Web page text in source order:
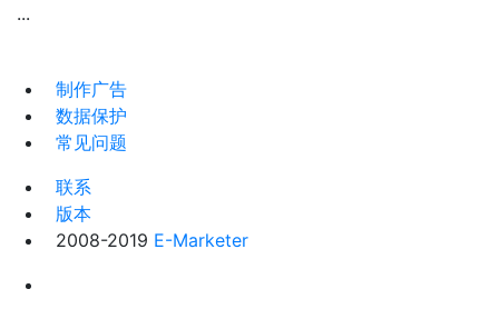
...
制作广告
数据保护
常见问题
联系
版本
2008-2019 E-Marketer